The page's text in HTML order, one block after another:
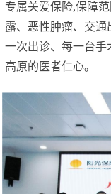
专属关爱保险,保障
露、恶性肿瘤、交
一次出诊、每一台
高原的医者仁心。